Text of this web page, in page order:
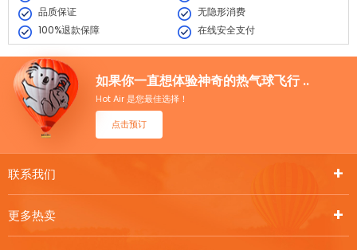
品质保证
无隐形消费
100%退款保障
在线安全支付
如果你一直想体验神奇的热气球飞行 ..
Hot Air 是您最佳选择！
点击预订
更多热卖
联系我们